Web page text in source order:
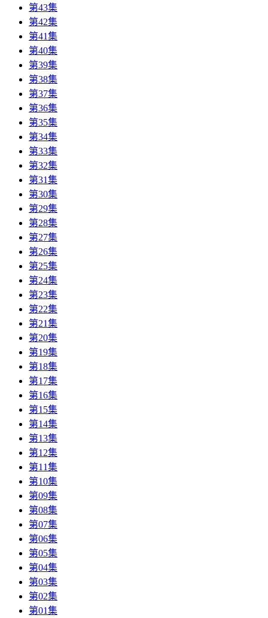
第43集
第42集
第41集
第40集
第39集
第38集
第37集
第36集
第35集
第34集
第33集
第32集
第31集
第30集
第29集
第28集
第27集
第26集
第25集
第24集
第23集
第22集
第21集
第20集
第19集
第18集
第17集
第16集
第15集
第14集
第13集
第12集
第11集
第10集
第09集
第08集
第07集
第06集
第05集
第04集
第03集
第02集
第01集